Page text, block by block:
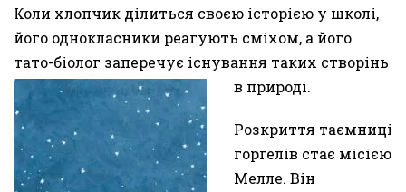
Коли хлопчик ділиться своєю історією у школі,
його однокласники реагують сміхом, а його
тато-біолог заперечує існування таких створінь
в природі.
Розкриття таємниці
горгелів стає місією
Мелле. Він